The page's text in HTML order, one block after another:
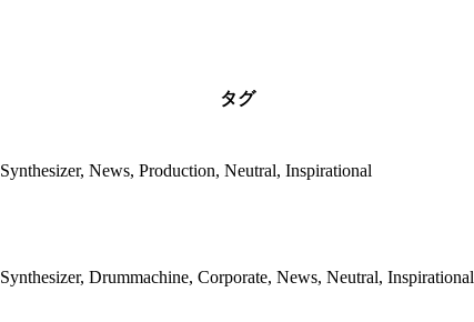
タグ
Synthesizer, News, Production, Neutral, Inspirational
Synthesizer, Drummachine, Corporate, News, Neutral, Inspirational